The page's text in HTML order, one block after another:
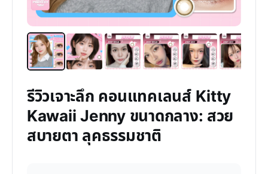
รีวิวเจาะลึก คอนแทคเลนส์ Kitty
Kawaii Jenny ขนาดกลาง: สวย
สบายตา ลุคธรรมชาติ